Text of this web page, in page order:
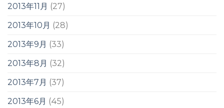
2013年11月 (27)
2013年10月 (28)
2013年9月 (33)
2013年8月 (32)
2013年7月 (37)
2013年6月 (45)